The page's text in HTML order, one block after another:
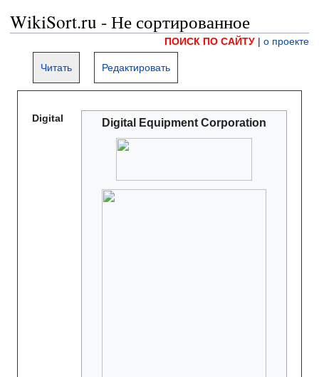
WikiSort.ru - Не сортированное
ПОИСК ПО САЙТУ | о проекте
Читать Редактировать
Digital Equipment Corporation
Digital